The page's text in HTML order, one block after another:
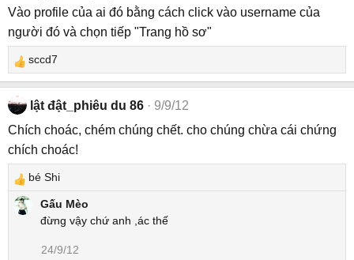
Vào profile của ai đó bằng cách click vào username của
người đó và chọn tiếp "Trang hồ sơ"
R
e
a
c
t
i
o
n
s
sccd7
lật đật_phiêu du 86
9/9/12
Chích choác, chém chúng chết. cho chúng chừa cái chứng
chích choác!
R
e
a
bé Shi
Gấu Mèo
đừng vậy chứ anh ,ác thế
24/9/12